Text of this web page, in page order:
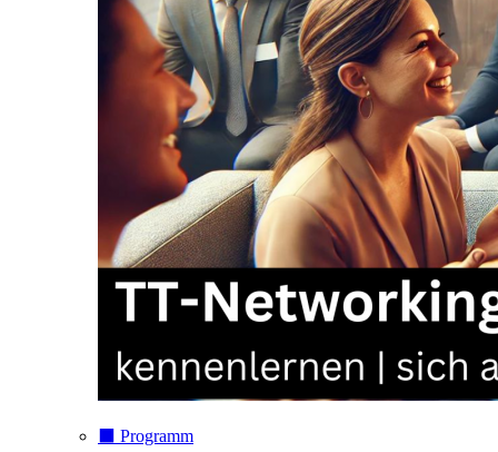
⬛️ Programm